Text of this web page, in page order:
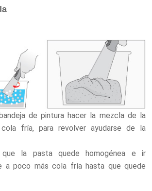
de pintura hacer la mezcla de la
fría, para revolver ayudarse de la
que la pasta quede homogénea e ir
a poco más cola fría hasta que quede